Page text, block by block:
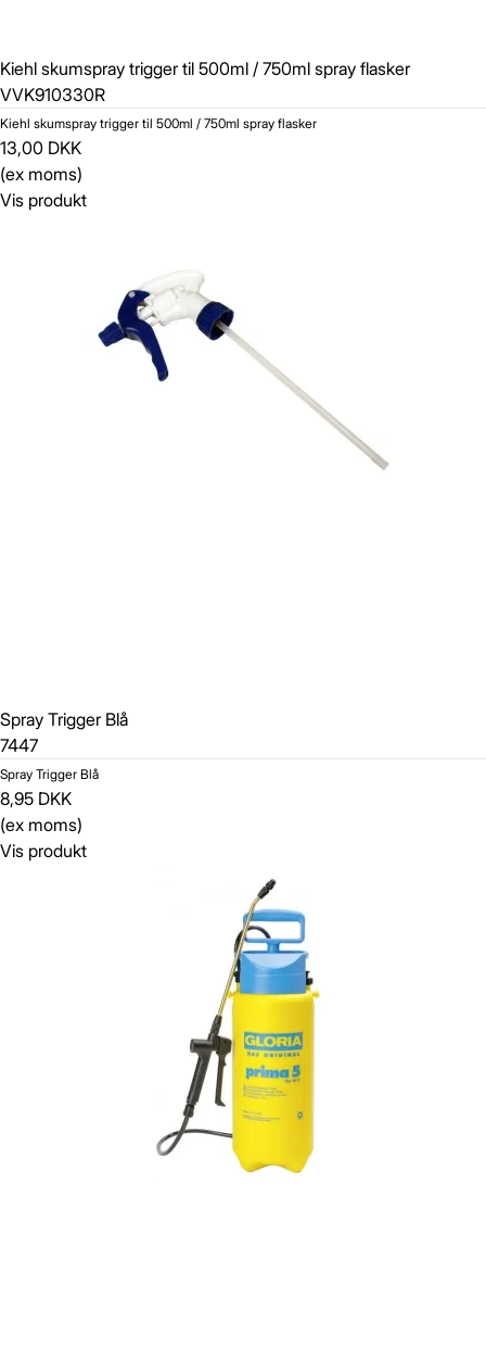
Kiehl skumspray trigger til 500ml / 750ml spray flasker
VVK910330R
Kiehl skumspray trigger til 500ml / 750ml spray flasker
13,00 DKK
(ex moms)
Vis produkt
Spray Trigger Blå
7447
Spray Trigger Blå
8,95 DKK
(ex moms)
Vis produkt